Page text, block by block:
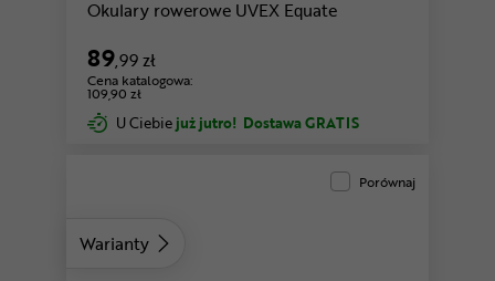
Okulary rowerowe UVEX Equate
89,99 zł
Cena katalogowa:
109,90 zł
U Ciebie już jutro! Dostawa GRATIS
Warianty
Porównaj